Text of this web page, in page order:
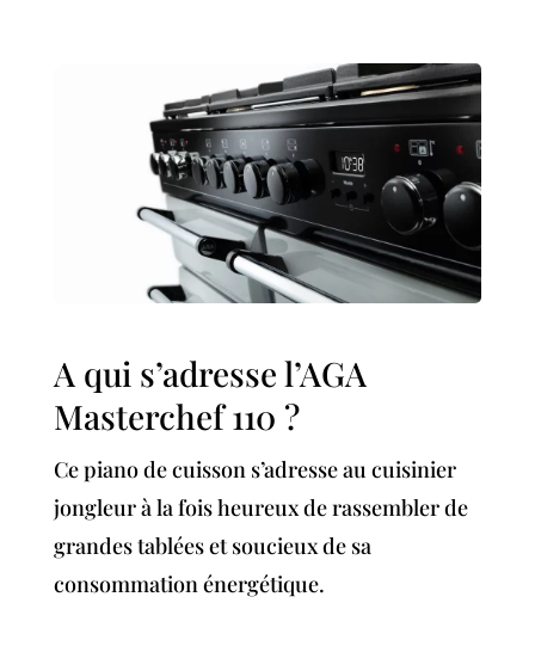
A qui s’adresse l’AGA
Masterchef 110 ?
Ce piano de cuisson s’adresse au cuisinier
jongleur à la fois heureux de rassembler de
grandes tablées et soucieux de sa
consommation énergétique.